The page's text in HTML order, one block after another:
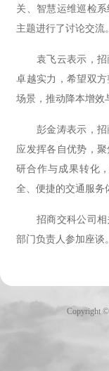
关、智慧运维巡检
主题进行了讨论交流。
袁飞云表示，
卓越实力，希望双
场景，推动降本增效
彭金涛表示，
应发挥各自优势，
研合作与成果转化
全、便捷的交通服务
招商交科公司
部门负责人参加座谈‌。
Copyright